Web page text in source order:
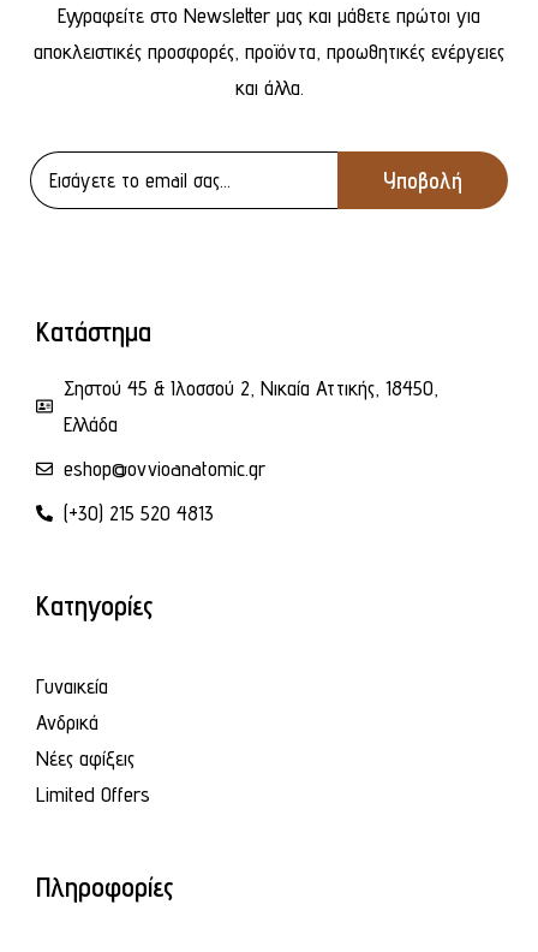
Εγγραφείτε στο Newsletter μας και μάθετε πρώτοι για
αποκλειστικές προσφορές, προϊόντα, προωθητικές ενέργειες
και άλλα.
Κατάστημα
Σηστού 45 & Ιλοσσού 2, Νικαία Αττικής, 18450,
Ελλάδα
eshop@ovvioanatomic.gr
(+30) 215 520 4813
Κατηγορίες
Γυναικεία
Ανδρικά
Νέες αφίξεις
Limited Offers
Πληροφορίες